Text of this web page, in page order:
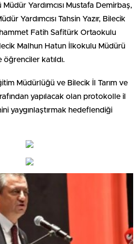
Yardımcısı Mustafa Demirbaş,
Yardımcısı Tahsin Yazır, Bilecik
Fatih Safitürk Ortaokulu
Malhun Hatun İlkokulu Müdürü
katıldı.
Müdürlüğü ve Bilecik İl Tarım ve
yapılacak olan protokolle il
yaygınlaştırmak hedeflendiği